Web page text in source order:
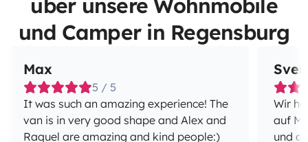
über unsere Wohnmobile
und Camper in Regensburg
Max
5 / 5
It was such an amazing experience! The
van is in very good shape and Alex and
Raquel are amazing and kind people:)
Sven
Wir
auf
und